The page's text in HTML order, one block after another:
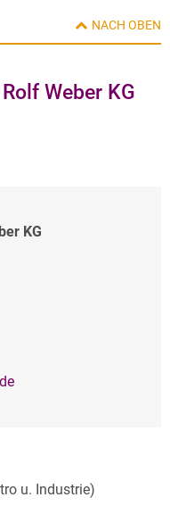
NACH OBEN
Rolf Weber KG
KG
u. Industrie)